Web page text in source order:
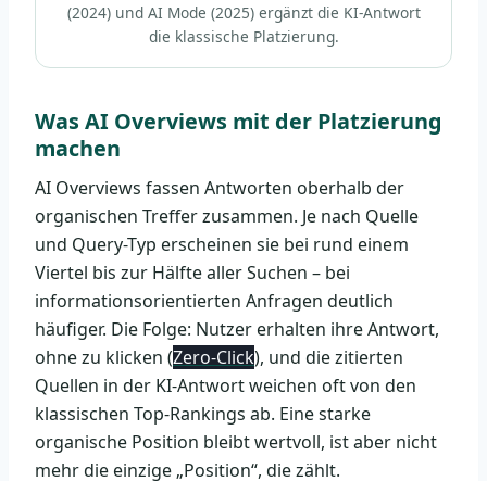
(2024) und AI Mode (2025) ergänzt die KI-Antwort
die klassische Platzierung.
Was AI Overviews mit der Platzierung
machen
AI Overviews fassen Antworten oberhalb der
organischen Treffer zusammen. Je nach Quelle
und Query-Typ erscheinen sie bei rund einem
Viertel bis zur Hälfte aller Suchen – bei
informationsorientierten Anfragen deutlich
häufiger. Die Folge: Nutzer erhalten ihre Antwort,
ohne zu klicken (Zero-Click), und die zitierten
Quellen in der KI-Antwort weichen oft von den
klassischen Top-Rankings ab. Eine starke
organische Position bleibt wertvoll, ist aber nicht
mehr die einzige „Position“, die zählt.